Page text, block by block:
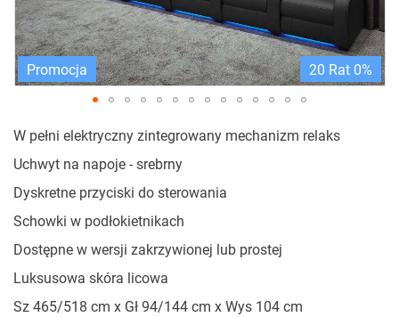
na
początek
20 Rat 0%
Promocja
W pełni elektryczny zintegrowany mechanizm relaks
Uchwyt na napoje - srebrny
Dyskretne przyciski do sterowania
Schowki w podłokietnikach
Dostępne w wersji zakrzywionej lub prostej
Luksusowa skóra licowa
Sz 465/518 cm x Gł 94/144 cm x Wys 104 cm